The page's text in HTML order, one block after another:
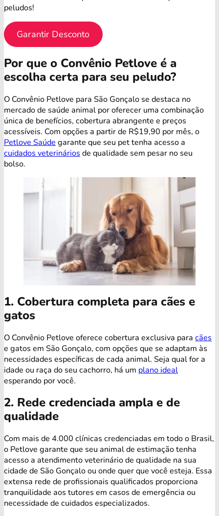
peludos!
Garantir Desconto
Por que o Convênio Petlove é a
escolha certa para seu peludo?
O Convênio Petlove para São Gonçalo se destaca no
mercado de saúde animal por oferecer uma combinação
única de benefícios, cobertura abrangente e preços
acessíveis. Com opções a partir de R$19,90 por mês, o
Petlove Saúde garante que seu pet tenha acesso a
cuidados veterinários de qualidade sem pesar no seu
bolso.
1. Cobertura completa para cães e
gatos
O Convênio Petlove oferece cobertura exclusiva para cães
e gatos em São Gonçalo, com opções que se adaptam às
necessidades específicas de cada animal. Seja qual for a
idade ou raça do seu cachorro, há um plano ideal
esperando por você.
2. Rede credenciada ampla e de
qualidade
Com mais de 4.000 clínicas credenciadas em todo o Brasil,
o Petlove garante que seu animal de estimação tenha
acesso a atendimento veterinário de qualidade na sua
cidade de São Gonçalo ou onde quer que você esteja. Essa
extensa rede de profissionais qualificados proporciona
tranquilidade aos tutores em casos de emergência ou
necessidade de cuidados especializados.